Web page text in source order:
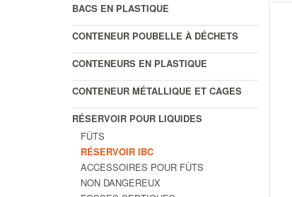
BACS EN PLASTIQUE
CONTENEUR POUBELLE À DÉCHETS
CONTENEURS EN PLASTIQUE
CONTENEUR MÉTALLIQUE ET CAGES
RÉSERVOIR POUR LIQUIDES
FÛTS
RÉSERVOIR IBC
ACCESSOIRES POUR FÛTS
NON DANGEREUX